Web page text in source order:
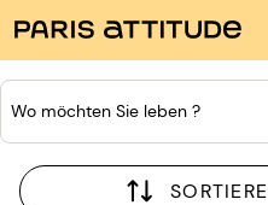
Wo möchten Sie leben ?